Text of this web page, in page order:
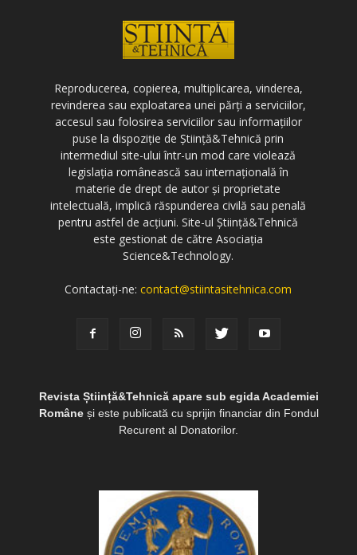
Reproducerea, copierea, multiplicarea, vinderea,
revinderea sau exploatarea unei părți a serviciilor,
accesul sau folosirea serviciilor sau informațiilor
puse la dispoziție de Știință&Tehnică prin
intermediul site-ului într-un mod care violează
legislația românească sau internațională în
materie de drept de autor și proprietate
intelectuală, implică răspunderea civilă sau penală
pentru astfel de acțiuni. Site-ul Știință&Tehnică
este gestionat de către Asociația
Science&Technology.
Contactați-ne:contact@stiintasitehnica.com
Revista Știință&Tehnică apare sub egida Academiei
Româneși este publicată cu sprijin financiar din Fondul
Recurent al Donatorilor.